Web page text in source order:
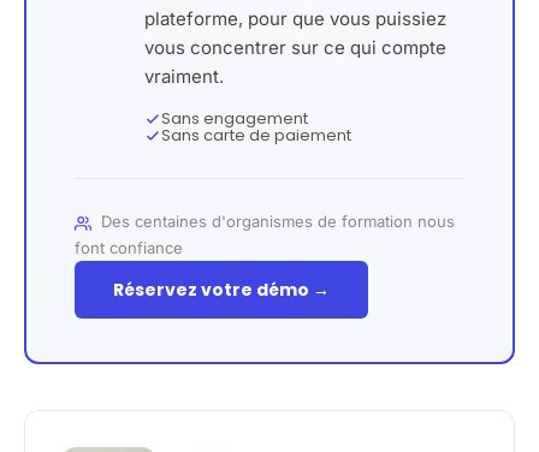
plateforme, pour que vous puissiez
vous concentrer sur ce qui compte
vraiment.
Sans engagement
Sans carte de paiement
Des centaines d'organismes de formation nous
font confiance
Réservez votre démo →